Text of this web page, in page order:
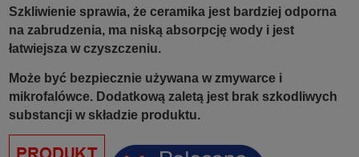
Szkliwienie sprawia, że ceramika jest bardziej odporna
na zabrudzenia, ma niską absorpcję wody i jest
łatwiejsza w czyszczeniu.
Może być bezpiecznie używana w zmywarce i
mikrofalówce. Dodatkową zaletą jest brak szkodliwych
substancji w składzie produktu.